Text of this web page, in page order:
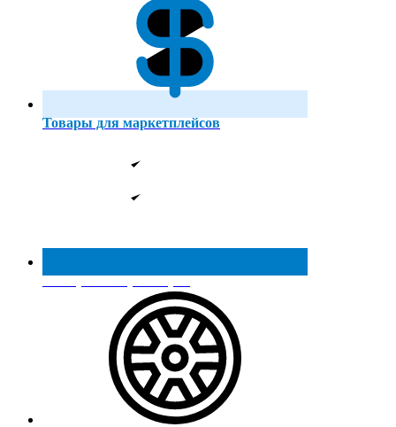
Товары для маркетплейсов
Реестр МинПромТорга